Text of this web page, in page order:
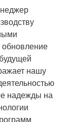
обновление
нашу
надежды на